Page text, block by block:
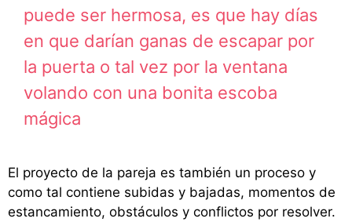
puede ser hermosa, es que hay días
en que darían ganas de escapar por
la puerta o tal vez por la ventana
volando con una bonita escoba
mágica
El proyecto de la pareja es también un proceso y
como tal contiene subidas y bajadas, momentos de
estancamiento, obstáculos y conflictos por resolver.